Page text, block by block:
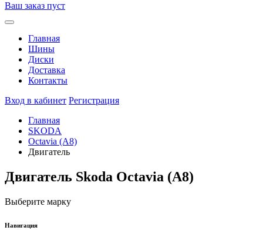
Ваш заказ пуст
Главная
Шины
Диски
Доставка
Контакты
Вход в кабинет Регистрация
Главная
SKODA
Octavia (A8)
Двигатель
Двигатель Skoda Octavia (A8)
Выберите марку
Навигация